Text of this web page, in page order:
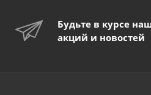
Будьте в курсе
акций и новостей